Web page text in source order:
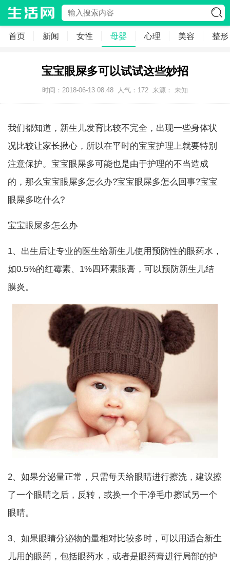
首页 新闻 女性 母婴 心理 美容 整形
宝宝眼屎多可以试试这些妙招
时间：2018-06-13 08:48 人气： 172 来源： 未知
我们都知道，新生儿发育比较不完全，出现一些身体状
况比较让家长揪心，所以在平时的宝宝护理上就要特别
注意保护。宝宝眼屎多可能也是由于护理的不当造成
的，那么宝宝眼屎多怎么办?宝宝眼屎多怎么回事?宝宝
眼屎多吃什么?
宝宝眼屎多怎么办
1、出生后让专业的医生给新生儿使用预防性的眼药水，
如0.5%的红霉素、1%四环素眼膏，可以预防新生儿结
膜炎。
2、如果分泌量正常，只需每天给眼睛进行擦洗，建议擦
了一个眼睛之后，反转，或换一个干净毛巾擦试另一个
眼睛。
3、如果眼睛分泌物的量相对比较多时，可以用适合新生
儿用的眼药，包括眼药水，或者是眼药膏进行局部的护